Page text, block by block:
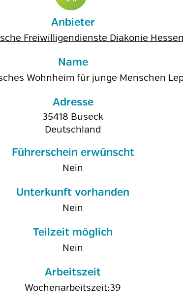
Anbieter
Freiwilligendienste Diakonie
Name
Wohnheim für junge Menschen
Adresse
35418 Buseck
Deutschland
Führerschein erwünscht
Nein
Unterkunft vorhanden
Nein
Teilzeit möglich
Nein
Arbeitszeit
Wochenarbeitszeit:39